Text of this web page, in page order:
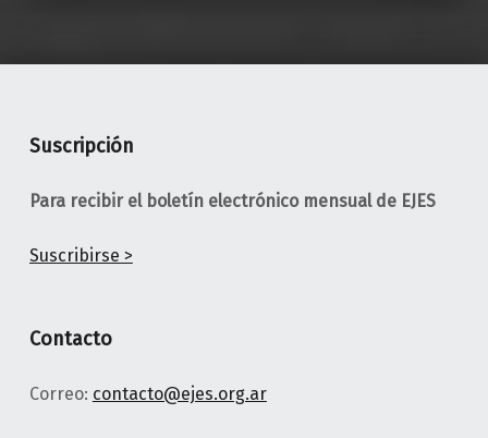
Suscripción
Para recibir el boletín electrónico mensual de EJES
Suscribirse >
Contacto
Correo: contacto@ejes.org.ar